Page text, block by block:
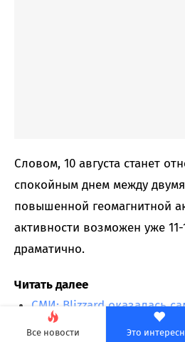
Все новости Это
Словом, 10 августа станет
спокойным днем между
повышенной геомагнитной
активности возможен уже
драматично.
Читать далее
СМИ: Blizzard оказалась
студией Xbox в прошлом